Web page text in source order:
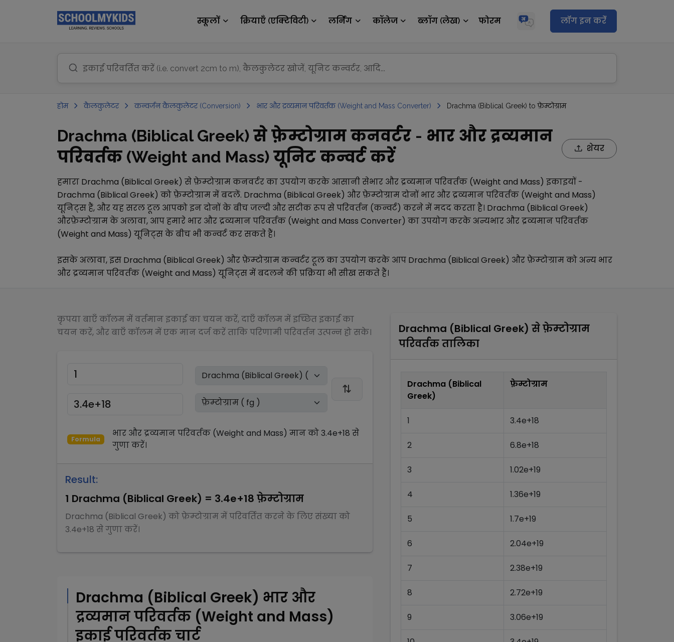
स्कूलों क्रियाएँ (एक्टिविटी) लर्निंग कॉलेज ब्लॉग (लेख) फोरम लॉग इन करेंं
होम कैलकुलेटर कन्वर्जन कैलकुलेटर (Conversion) भार और द्रव्यमान परिवर्तक (Weight and Mass Converter) Drachma (Biblical Greek) to फ़ेम्टोग्राम
Drachma (Biblical Greek) से फ़ेम्टोग्राम कनवर्टर - भार और द्रव्यमान
परिवर्तक (Weight and Mass) यूनिट कन्वर्ट करें
शेयर
हमारा Drachma (Biblical Greek) सेफ़ेम्टोग्रामकनवर्टर का उपयोग करके आसानी सेभार और द्रव्यमान परिवर्तक (Weight and Mass) इकाइयों -
Drachma (Biblical Greek) कोफ़ेम्टोग्राममें बदलें. Drachma (Biblical Greek) औरफ़ेम्टोग्रामदोनों भार और द्रव्यमान परिवर्तक (Weight and Mass)
यूनिट्स हैं, और यह सरल टूल आपको इन दोनों के बीच जल्दी और सटीक रूप से परिवर्तन (कन्वर्ट) करने में मदद करता है। Drachma (Biblical Greek)
औरफ़ेम्टोग्रामके अलावा, आप हमारे भार और द्रव्यमान परिवर्तक (Weight and Mass Converter) का उपयोग करके अन्यभार और द्रव्यमान परिवर्तक
(Weight and Mass) यूनिट्स के बीच भी कन्वर्ट कर सकते हैं।
इसके अलावा, इस Drachma (Biblical Greek) औरफ़ेम्टोग्रामकन्वर्टर टूल का उपयोग करके आप Drachma (Biblical Greek) औरफ़ेम्टोग्रामको अन्य भार
और द्रव्यमान परिवर्तक (Weight and Mass) यूनिट्स में बदलने की प्रक्रिया भी सीख सकते हैं।
कृपया बाएँ कॉलम में वर्तमान इकाई का चयन करें, दाएँ कॉलम में इच्छित इकाई का
चयन करें, और बाएँ कॉलम में एक मान दर्ज करें ताकि परिणामी परिवर्तन उत्पन्न हो सके।
Formula
भार और द्रव्यमान परिवर्तक (Weight and Mass) मान को3.4e+18 से
गुणाकरें।
Result:
1 Drachma (Biblical Greek) = 3.4e+18 फ़ेम्टोग्राम
Drachma (Biblical Greek) कोफ़ेम्टोग्राममें परिवर्तित करने के लिए संख्या को
3.4e+18 सेगुणाकरें।
Drachma (Biblical Greek) भार और
द्रव्यमान परिवर्तक (Weight and Mass)
इकाई परिवर्तक चार्ट
Drachma (Biblical Greek) सेफ़ेम्टोग्राम
परिवर्तक तालिका
Drachma (Biblical
Greek)
फ़ेम्टोग्राम
1 3.4e+18
2 6.8e+18
3 1.02e+19
4 1.36e+19
5 1.7e+19
6 2.04e+19
7 2.38e+19
8 2.72e+19
9 3.06e+19